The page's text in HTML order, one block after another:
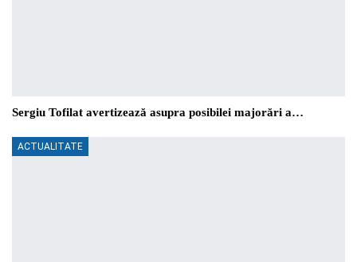
Sergiu Tofilat avertizează asupra posibilei majorări a…
ACTUALITATE